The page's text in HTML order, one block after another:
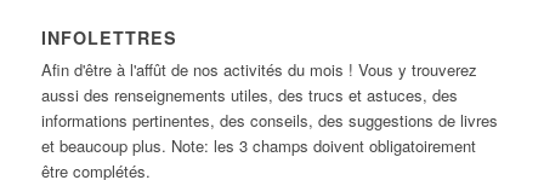
INFOLETTRES
Afin d'être à l'affût de nos activités du mois ! Vous y trouverez
aussi des renseignements utiles, des trucs et astuces, des
informations pertinentes, des conseils, des suggestions de livres
et beaucoup plus. Note: les 3 champs doivent obligatoirement
être complétés.